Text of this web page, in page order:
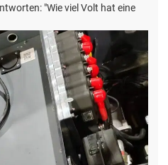
"Wie viel Volt hat eine